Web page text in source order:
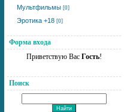
Мультфильмы [0]
Эротика +18 [0]
Форма входа
Приветствую Вас Гость!
Поиск